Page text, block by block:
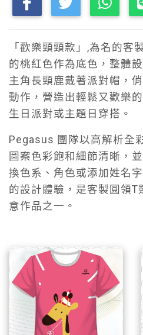
「歡樂頸頸款」,為名的客
的桃紅色作為底色，整體
主角長頸鹿戴著派對帽，
動作，營造出輕鬆又歡樂
生日派對或主題日穿搭。
Pegasus 團隊以高解析全
圖案色彩飽和細節清晰，
換色系、角色或添加姓名
的設計體驗，是客製圓領T
意作品之一。